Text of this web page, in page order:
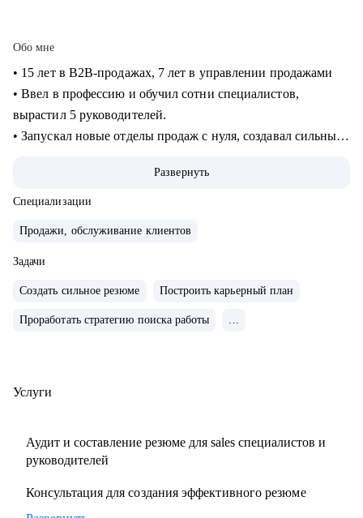
Обо мне
• 15 лет в B2B-продажах, 7 лет в управлении продажами
• Ввел в профессию и обучил сотни специалистов,
вырастил 5 руководителей.
• Запускал новые отделы продаж с нуля, создавал сильные
и руководителей.
• 500+ продающих резюме и сопроводительных писем
• 300+ карьерных консультаций
• Составить резюме и оцифровать ключевые достижения.
рекомендации.
• Выстроить эффективное управление командой (прямой
• Подготовиться к полугодовому/ годовому ревью и
переговорам с руководителем.
Развернуть
Специализации
Продажи, обслуживание клиентов
Задачи
Создать сильное резюме Построить карьерный план
Проработать стратегию поиска работы ...
Услуги
Аудит и составление резюме для sales специалистов и
руководителей
Консультация для создания эффективного резюме